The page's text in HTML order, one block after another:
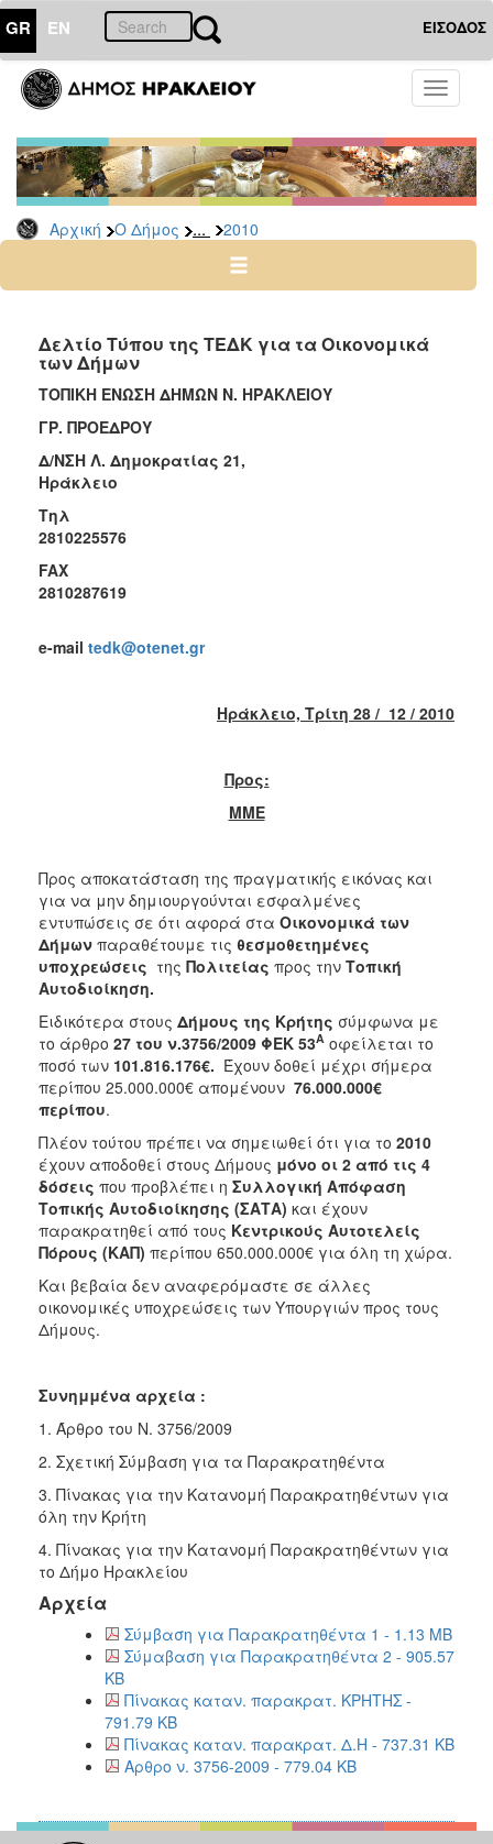
GR EN ΕΙΣΟΔΟΣ
Toggle
Αρχική Ο Δήμος ... 2010
ΔΗΜΟΣ
Δελτία
Τύπου
Αρχείο
2026
2024
2022
2021
2020
2019
2018
2017
2015
2012
ΤΟΠΟΣ
ΠΟΛΙΤΙΣΜΟΣ
ΑΝΘΕΚΤΙΚΗ
ΠΟΛΗ
Δελτίο Τύπου της ΤΕΔΚ για τα Οικονομικά
των Δήμων
ΤΟΠΙΚΗ ΕΝΩΣΗ ΔΗΜΩΝ Ν. ΗΡΑΚΛΕΙΟΥ
ΓΡ. ΠΡΟΕΔΡΟΥ
Δ/ΝΣΗ Λ. Δημοκρατίας 21,
Ηράκλειο
Τηλ
FAX
e-mail tedk@otenet.gr
Ηράκλειο, Τρίτη 28 / 12 / 2010
Προς:
ΜΜΕ
Προς αποκατάσταση της πραγματικής εικόνας και
για να μην δημιουργούνται εσφαλμένες
εντυπώσεις σε ότι αφορά στα Οικονομικά των
Δήμων παραθέτουμε τις θεσμοθετημένες
υποχρεώσεις της Πολιτείας προς την Τοπική
Αυτοδιοίκηση.
Ειδικότερα στους Δήμους της Κρήτης σύμφωνα με
το άρθρο 27 του ν.3756/2009 ΦΕΚ 53Α οφείλεται το
ποσό των 101.816.176€. Έχουν δοθεί μέχρι σήμερα
περίπου 25.000.000€ απομένουν 76.000.000€
περίπου.
Πλέον τούτου πρέπει να σημειωθεί ότι για το 2010
έχουν αποδοθεί στους Δήμους μόνο οι 2 από τις 4
δόσεις που προβλέπει η Συλλογική Απόφαση
Τοπικής Αυτοδιοίκησης (ΣΑΤΑ) και έχουν
παρακρατηθεί από τους Κεντρικούς Αυτοτελείς
Πόρους (ΚΑΠ) περίπου 650.000.000€ για όλη τη χώρα.
Και βεβαία δεν αναφερόμαστε σε άλλες
οικονομικές υποχρεώσεις των Υπουργιών προς τους
Δήμους.
Συνημμένα αρχεία :
1. Άρθρο του Ν. 3756/2009
2. Σχετική Σύμβαση για τα Παρακρατηθέντα
3. Πίνακας για την Κατανομή Παρακρατηθέντων για
όλη την Κρήτη
4. Πίνακας για την Κατανομή Παρακρατηθέντων για
το Δήμο Ηρακλείου
Αρχεία
Σύμβαση για Παρακρατηθέντα 1 - 1.13 MB
Σύμαβαση για Παρακρατηθέντα 2 - 905.57
KB
Πίνακας καταν. παρακρατ. ΚΡΗΤΗΣ -
791.79 KB
Πίνακας καταν. παρακρατ. Δ.Η - 737.31 KB
Αρθρο ν. 3756-2009 - 779.04 KB